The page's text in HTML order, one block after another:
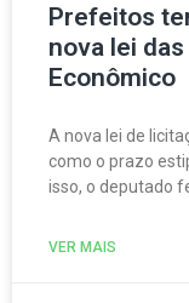
Prefeitos
nova lei
Econômico
A nova lei de
como o prazo
isso, o deputado
VER MAIS